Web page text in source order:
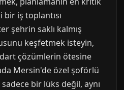
bir iş toplantısı
şehrin saklı kalmış
keşfetmek isteyin,
çözümlerin ötesine
Mersin'de özel şoförlü
bir lüks değil, aynı